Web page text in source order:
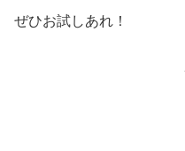
ぜひお試しあれ！